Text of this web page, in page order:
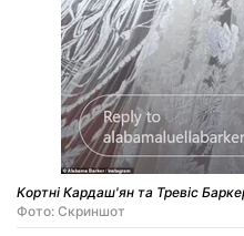
Кортні Кардаш'ян та Тревіс
Фото: Скриншот